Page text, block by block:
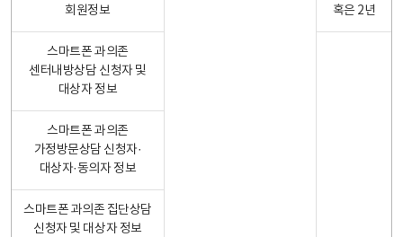
회원정보
혹은 2년
스마트폰 과의존
센터내방상담 신청자 및
대상자 정보
스마트폰 과의존
가정방문상담 신청자·
대상자·동의자 정보
스마트폰 과의존 집단상담
신청자 및 대상자 정보